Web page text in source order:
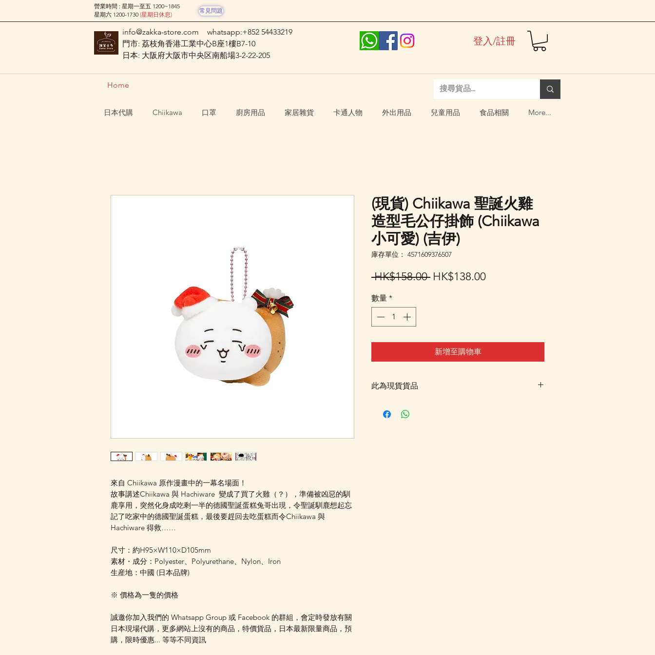
營業時間 : 星期一至五 1200~1845
星期六 1200-1730 (星期日休息)
常見問題
info@zakka-store.com
whatsapp:+852 54433219
門市: 荔枝角香港工業中心B座1樓B7-10
日本: 大阪府大阪市中央区南船場3-2-22-205
登入/註冊
Home
日本代購 Chiikawa 口罩 廚房用品 家居雜貨 卡通人物 外出用品 兒童用品 食品相關 More...
來自 Chiikawa 原作漫畫中的一幕名場面！
故事講述Chiikawa 與 Hachiware 變成了買了火雞（？），準備被凶惡的馴
鹿享用，突然化身成吃剩一半的德國聖誕蛋糕兔哥出現，令聖誕馴鹿想起忘
記了吃家中的德國聖誕蛋糕，最後要趕回去吃蛋糕而令Chiikawa 與
Hachiware 得救……
尺寸：約H95×W110×D105mm
素材・成分：Polyester、Polyurethane、Nylon、Iron
生産地：中國 (日本品牌)
※ 價格為一隻的價格
誠邀你加入我們的 Whatsapp Group 或 Facebook 的群組，會定時發放有關
日本現場代購，更多網站上沒有的商品，特價貨品，日本最新限量商品，預
購，限時優惠... 等等不同資訊
(現貨) Chiikawa 聖誕火雞
造型毛公仔掛飾 (Chiikawa
小可愛) (吉伊)
庫存單位： 4571609376507
HK$158.00 一
HK$138.00促
數量 *
新增至購物車
此為現貨貨品
統顯示為"無庫存"或 未能放入購物車時, 可以